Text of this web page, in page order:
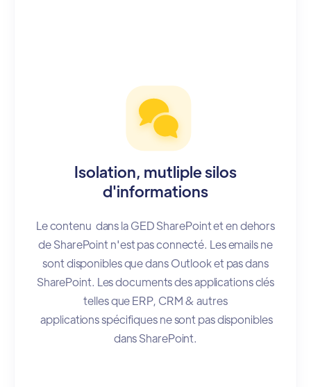
Isolation, mutliple silos
d'informations
Le contenu dans la GED SharePoint et en dehors
de SharePoint n'est pas connecté. Les emails ne
sont disponibles que dans Outlook et pas dans
SharePoint. Les documents des applications clés
telles que ERP, CRM & autres
applications spécifiques ne sont pas disponibles
dans SharePoint.